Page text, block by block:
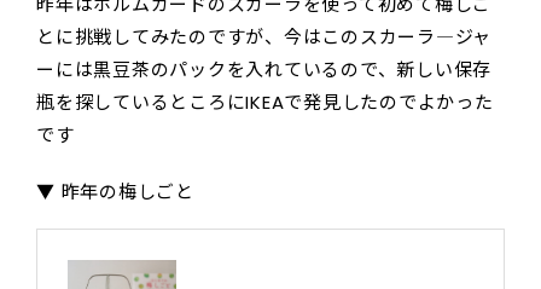
とに挑戦してみたのですが、今はこのスカーラ―ジャ
ーには黒豆茶のパックを入れているので、新しい保存
瓶を探しているところにIKEAで発見したのでよかった
です
▼ 昨年の梅しごと